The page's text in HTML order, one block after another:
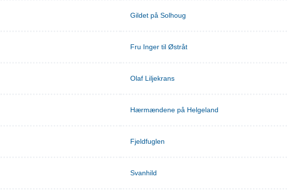
Gildet på Solhoug
Fru Inger til Østråt
Olaf Liljekrans
Hærmændene på Helgeland
Fjeldfuglen
Svanhild